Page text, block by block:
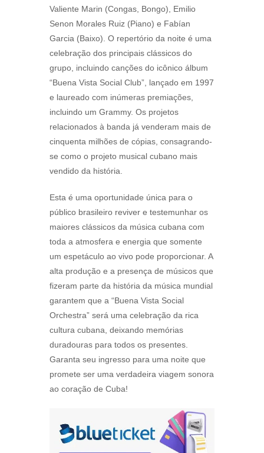
Valiente Marin (Congas, Bongo), Emilio
Senon Morales Ruiz (Piano) e Fabían
Garcia (Baixo). O repertório da noite é uma
celebração dos principais clássicos do
grupo, incluindo canções do icônico álbum
“Buena Vista Social Club”, lançado em 1997
e laureado com inúmeras premiações,
incluindo um Grammy. Os projetos
relacionados à banda já venderam mais de
cinquenta milhões de cópias, consagrando-
se como o projeto musical cubano mais
vendido da história.
Esta é uma oportunidade única para o
público brasileiro reviver e testemunhar os
maiores clássicos da música cubana com
toda a atmosfera e energia que somente
um espetáculo ao vivo pode proporcionar. A
alta produção e a presença de músicos que
fizeram parte da história da música mundial
garantem que a “Buena Vista Social
Orchestra” será uma celebração da rica
cultura cubana, deixando memórias
duradouras para todos os presentes.
Garanta seu ingresso para uma noite que
promete ser uma verdadeira viagem sonora
ao coração de Cuba!